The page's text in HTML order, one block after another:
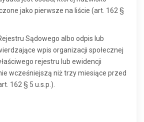
jako pierwsze na liście (art. 162 §
Sądowego albo odpis lub
wpis organizacji społecznej
rejestru lub ewidencji
wcześniejszą niż trzy miesiące przed
162 § 5 u.s.p.).